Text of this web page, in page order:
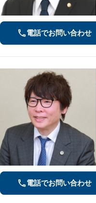
電話でお問い合わせ
電話でお問い合わせ